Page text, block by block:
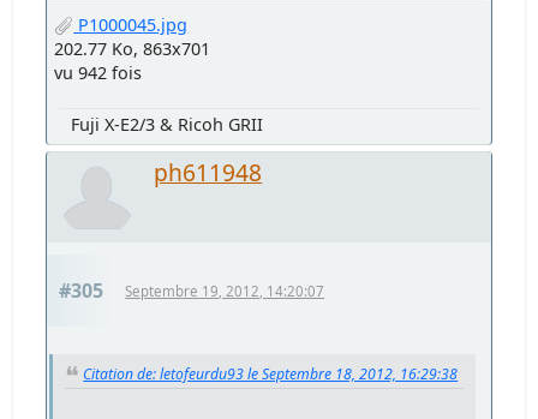
P1000045.jpg
202.77 Ko, 863x701
vu 942 fois
Fuji X-E2/3 & Ricoh GRII
ph611948
#305 Septembre 19, 2012, 14:20:07
Citation de: letofeurdu93 le Septembre 18, 2012, 16:29:38